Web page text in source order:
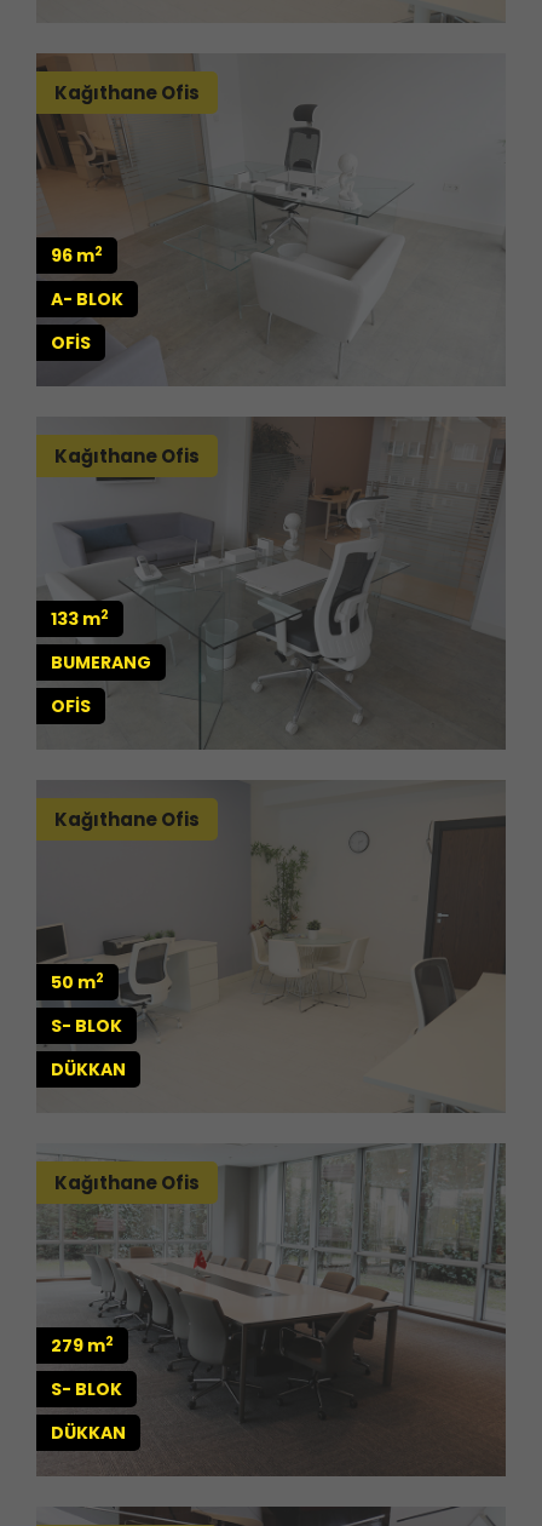
Kağıthane Ofis
96 m2
A- BLOK
OFİS
Kağıthane Ofis
133 m2
BUMERANG
OFİS
Kağıthane Ofis
50 m2
S- BLOK
DÜKKAN
Kağıthane Ofis
279 m2
S- BLOK
DÜKKAN